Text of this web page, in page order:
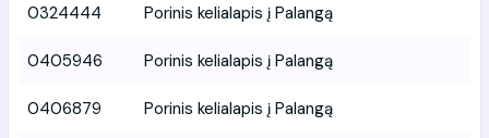
0324444 Porinis kelialapis į Palangą
0405946 Porinis kelialapis į Palangą
0406879 Porinis kelialapis į Palangą